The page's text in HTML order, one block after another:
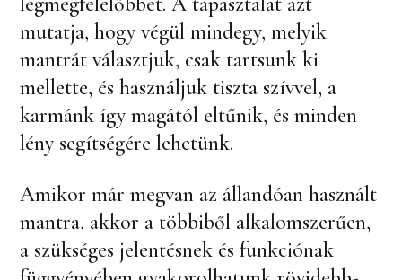
mutatja, hogy végül mindegy, melyik
mantrát választjuk, csak tartsunk ki
mellette, és használjuk tiszta szívvel, a
karmánk így magától eltűnik, és minden
lény segítségére lehetünk.
Amikor már megvan az állandóan használt
mantra, akkor a többiből alkalomszerűen,
a szükséges jelentésnek és funkciónak